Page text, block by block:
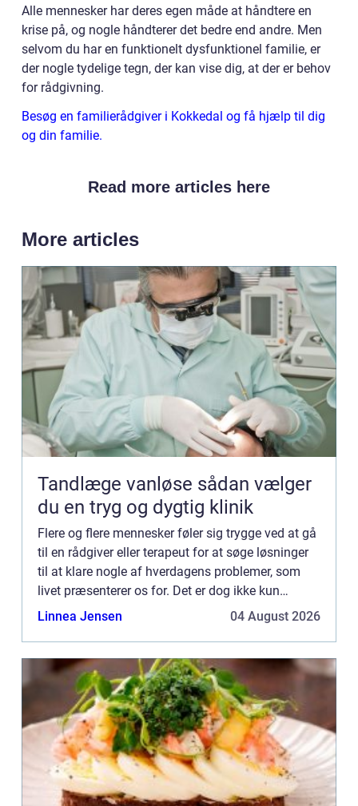
Alle mennesker har deres egen måde at håndtere en
krise på, og nogle håndterer det bedre end andre. Men
selvom du har en funktionelt dysfunktionel familie, er
der nogle tydelige tegn, der kan vise dig, at der er behov
for rådgivning.
Besøg en familierådgiver i Kokkedal og få hjælp til dig
og din familie.
Read more articles here
More articles
Tandlæge vanløse sådan vælger
du en tryg og dygtig klinik
Flere og flere mennesker føler sig trygge ved at gå
til en rådgiver eller terapeut for at søge løsninger
til at klare nogle af hverdagens problemer, som
livet præsenterer os for. Det er dog ikke kun
individuel rådgivning, der kan hjælpe os med at
Linnea Jensen 04 August 2026